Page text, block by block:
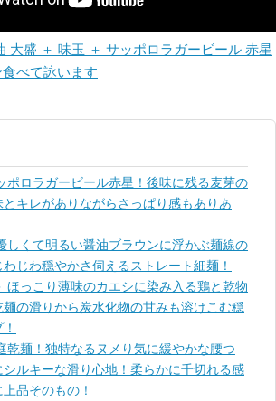
大盛 ＋ 味玉 ＋ サッポロラガービール 赤星
べて詠います
ポロラガービール赤星！後味に残る麦芽の
とキレがありながらさっぱり感もありあ
しくて明るい醤油ブラウンに浮かぶ麺線の
じわ穏やかさ伺えるストレート細麺！
ほっこり薄味のカエシに染み入る鶏と乾物
の滑りから炭水化物の甘みも溶けこむ穏
乾麺！独特なるヌメり気に緩やかな腰つ
シルキーな滑り心地！柔らかに千切れる感
品そのもの！